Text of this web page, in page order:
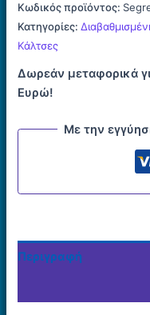
Γόνατος
SEGRETA
ποσότητα
Κωδικός προϊόντος:
Κατηγορίες:
Κάλτσες
Δωρεάν μεταφορικά
Ευρώ!
Με την
Περιγραφή